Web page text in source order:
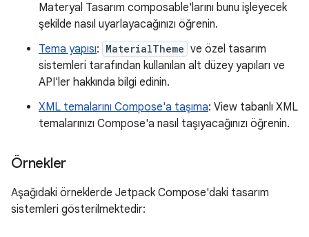
Materyal Tasarım composable'larını bunu işleyecek
şekilde nasıl uyarlayacağınızı öğrenin.
Tema yapısı: MaterialTheme ve özel tasarım
sistemleri tarafından kullanılan alt düzey yapıları ve
API'ler hakkında bilgi edinin.
XML temalarını Compose'a taşıma: View tabanlı XML
temalarınızı Compose'a nasıl taşıyacağınızı öğrenin.
Örnekler
Aşağıdaki örneklerde Jetpack Compose'daki tasarım
sistemleri gösterilmektedir: